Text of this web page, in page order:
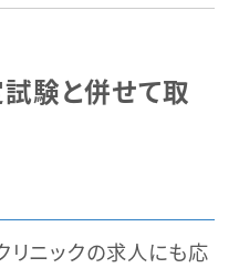
験と併せて取
ニックの求人にも応